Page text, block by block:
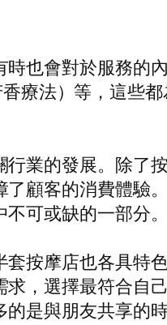
也會對於服務的
療法）等，這些
業的發展。除了
顧客的消費體驗
可或缺的一部分。
按摩店也各具特
，選擇最符合自
是與朋友共享的